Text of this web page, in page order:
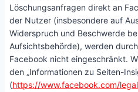
Löschungsanfragen direkt an
der Nutzer (insbesondere auf
Widerspruch und Beschwerde
Aufsichtsbehörde), werden
Facebook nicht eingeschränkt.
den „Informationen zu Seiten-
(https://www.facebook.com/